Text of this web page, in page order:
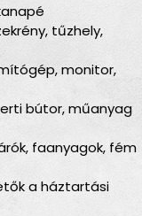
tűzhely,
monitor,
bútor, műanyag
faanyagok, fém
a háztartási